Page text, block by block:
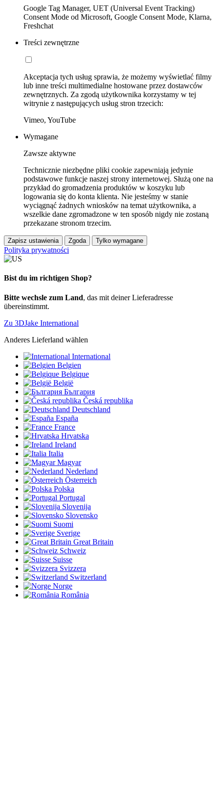
Google Tag Manager, UET (Universal Event Tracking)
Consent Mode od Microsoft, Google Consent Mode, Klarna,
Freshchat
Treści zewnętrzne
Akceptacja tych usług sprawia, że możemy wyświetlać filmy
lub inne treści multimedialne hostowane przez dostawców
zewnętrznych. Za zgodą użytkownika korzystamy w tej
witrynie z następujących usług stron trzecich:
Vimeo, YouTube
Wymagane
Zawsze aktywne
Technicznie niezbędne pliki cookie zapewniają jedynie
podstawowe funkcje naszej strony internetowej. Służą one na
przykład do gromadzenia produktów w koszyku lub
logowania się do konta klienta. Nie jesteśmy w stanie
wyciągnąć żadnych wniosków na temat użytkownika, a
wszelkie dane zgromadzone w ten sposób nigdy nie zostaną
przekazane stronom trzecim.
Zapisz ustawienia Zgoda Tylko wymagane
Polityka prywatności
Bist du im richtigen Shop?
Bitte wechsle zum Land, das mit deiner Lieferadresse
übereinstimmt.
Zu 3DJake International
Anderes Lieferland wählen
International
Belgien
Belgique
België
България
Česká republika
Deutschland
España
France
Hrvatska
Ireland
Italia
Magyar
Nederland
Österreich
Polska
Portugal
Slovenija
Slovensko
Suomi
Sverige
Great Britain
Schweiz
Suisse
Svizzera
Switzerland
Norge
România